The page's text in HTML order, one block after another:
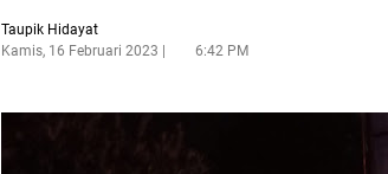
Taupik Hidayat
Kamis, 16 Februari 2023
6:42 PM